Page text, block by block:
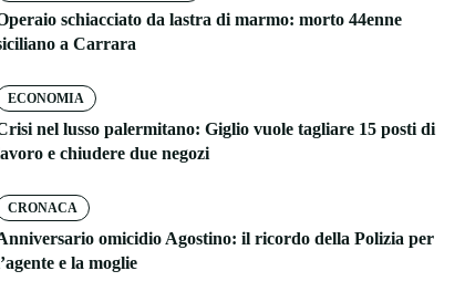
schiacciato da lastra di marmo: morto 44enne
a Carrara
ECONOMIA
nel lusso palermitano: Giglio vuole tagliare 15 posti di
e chiudere due negozi
CRONACA
omicidio Agostino: il ricordo della Polizia per
e la moglie